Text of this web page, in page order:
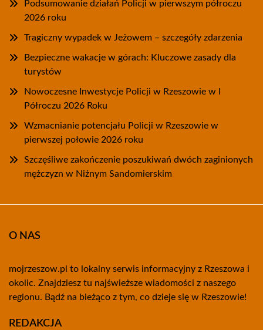
Podsumowanie działań Policji w pierwszym półroczu
2026 roku
Tragiczny wypadek w Jeżowem – szczegóły zdarzenia
Bezpieczne wakacje w górach: Kluczowe zasady dla
turystów
Nowoczesne Inwestycje Policji w Rzeszowie w I
Półroczu 2026 Roku
Wzmacnianie potencjału Policji w Rzeszowie w
pierwszej połowie 2026 roku
Szczęśliwe zakończenie poszukiwań dwóch zaginionych
mężczyzn w Niżnym Sandomierskim
O NAS
mojrzeszow.pl to lokalny serwis informacyjny z Rzeszowa i
okolic. Znajdziesz tu najświeższe wiadomości z naszego
regionu. Bądź na bieżąco z tym, co dzieje się w Rzeszowie!
REDAKCJA